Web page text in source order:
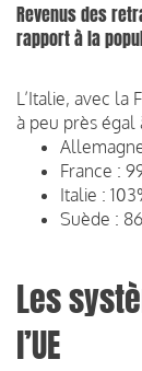
Revenus des
rapport à la
L’Italie, avec la
à peu près égal
France :
Italie :
Suède :
Les
l’UE